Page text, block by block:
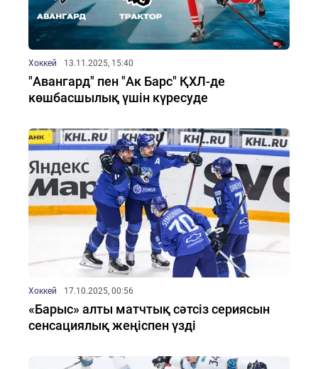
Хоккей 13.11.2025, 15:40
"Авангард" пен "Ак Барс" ҚХЛ-де
көшбасшылық үшін күресуде
Хоккей 17.10.2025, 00:56
«Барыс» алты матчтық сәтсіз сериясын
сенсациялық жеңіспен үзді